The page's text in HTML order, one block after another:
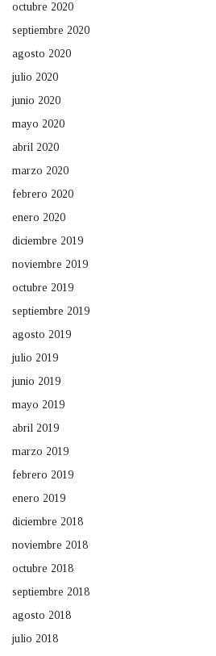
octubre 2020
septiembre 2020
agosto 2020
julio 2020
junio 2020
mayo 2020
abril 2020
marzo 2020
febrero 2020
enero 2020
diciembre 2019
noviembre 2019
octubre 2019
septiembre 2019
agosto 2019
julio 2019
junio 2019
mayo 2019
abril 2019
marzo 2019
febrero 2019
enero 2019
diciembre 2018
noviembre 2018
octubre 2018
septiembre 2018
agosto 2018
julio 2018